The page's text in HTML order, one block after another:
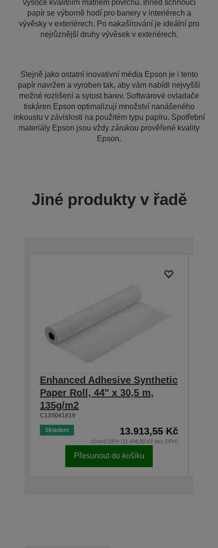
vysoce kvalitním matném povrchu. Ihned schnoucí
papír se výborně hodí pro banery v interiérech a
vývěsky v exteriérech. Po nakašírování je ideální pro
nejrůznější druhy vývěsek v exteriérech.
Stejně jako ostatní inovativní média Epson je i tento
papír navržen a vyroben tak, aby vám nabídl nejvyšší
možné rozlišení a sytost barev. Softwarové ovladače
tiskáren Epson optimalizují množství nanášeného
inkoustu v závislosti na použitém typu papíru. Spotřební
materiály Epson jsou vždy zárukou prověřené kvality
Epson.
Jiné produkty v řadě
Enhanced Adhesive Synthetic
Paper Roll, 44" x 30,5 m,
135g/m2
C13S041619
Skladem 13.913,55 Kč
včetně DPH (11.498,80 Kč bez DPH)
Přesunout do košíku